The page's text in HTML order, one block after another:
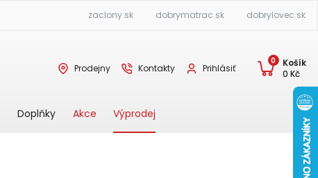
zaclony.sk dobrymatrac.sk dobrylovec.sk
Prodejny Kontakty Prihlásiť
0
Košík
0 Kč
Doplňky Akce Výprodej